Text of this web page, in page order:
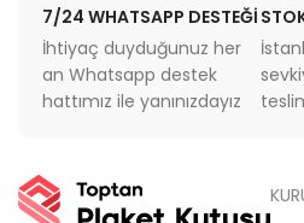
7/24 WHATSAPP DESTEĞİ
İhtiyaç duyduğunuz her
an Whatsapp destek
hattımız ile yanınızdayız